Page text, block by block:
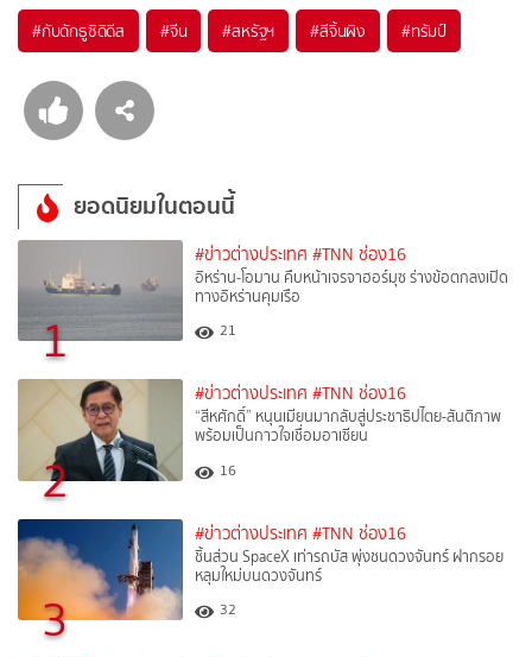
#กับดักธูซิดิดีส #จีน #สหรัฐฯ #สีจิ้นผิง #ทรัมป์
ยอดนิยมในตอนนี้
1
#ข่าวต่างประเทศ #TNN ช่อง16
อิหร่าน-โอมาน คืบหน้าเจรจาฮอร์มุซ ร่างข้อตกลงเปิด
ทางอิหร่านคุมเรือ
21
2
#ข่าวต่างประเทศ #TNN ช่อง16
“สีหศักดิ์”​ หนุนเมียนมากลับสู่ประชาธิปไตย-สันติภาพ
พร้อมเป็นกาวใจเชื่อมอาเซียน
16
3
#ข่าวต่างประเทศ #TNN ช่อง16
ชิ้นส่วน SpaceX เท่ารถบัส พุ่งชนดวงจันทร์ ฝากรอย
หลุมใหม่บนดวงจันทร์
32